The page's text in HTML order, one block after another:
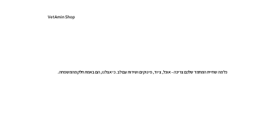
VetAmin Shop
כל מה שחיית המחמד שלכם צריכה – אוכל, ציוד, פינוקים ושירות עם לב. כי אצלנו, הם באמת חלק מהמשפחה.